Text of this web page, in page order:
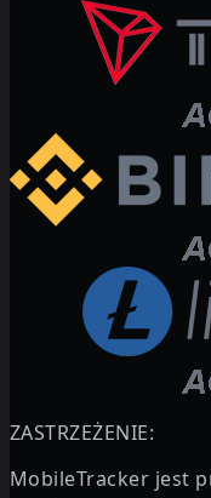
ZASTRZEŻENIE:
MobileTracker jest